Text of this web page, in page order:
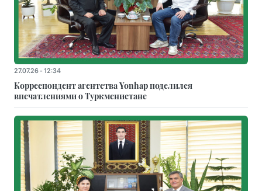
27.07.26 - 12:34
Корреспондент агентства Yonhap поделился
впечатлениями о Туркменистане